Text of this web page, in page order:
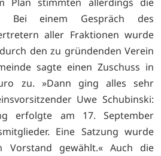
Bei einem Gespräch des
aller Fraktionen wurde
den zu gründenden Verein
sagte einen Zuschuss in
zu. »Dann ging alles sehr
Uwe Schubinski:
erfolgte am 17. September
Eine Satzung wurde
Vorstand gewählt.« Auch die